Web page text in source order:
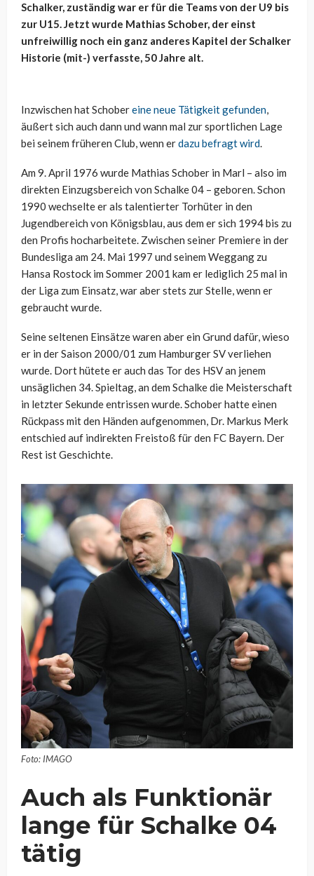
Schalker, zuständig war er für die Teams von der U9 bis
zur U15. Jetzt wurde Mathias Schober, der einst
unfreiwillig noch ein ganz anderes Kapitel der Schalker
Historie (mit-) verfasste, 50 Jahre alt.
Inzwischen hat Schobereine neue Tätigkeit gefunden,
äußert sich auch dann und wann mal zur sportlichen Lage
bei seinem früheren Club, wenn erdazu befragt wird.
Am 9. April 1976 wurde Mathias Schober in Marl – also im
direkten Einzugsbereich von Schalke 04 – geboren. Schon
1990 wechselte er als talentierter Torhüter in den
Jugendbereich von Königsblau, aus dem er sich 1994 bis zu
den Profis hocharbeitete. Zwischen seiner Premiere in der
Bundesliga am 24. Mai 1997 und seinem Weggang zu
Hansa Rostock im Sommer 2001 kam er lediglich 25 mal in
der Liga zum Einsatz, war aber stets zur Stelle, wenn er
gebraucht wurde.
Seine seltenen Einsätze waren aber ein Grund dafür, wieso
er in der Saison 2000/01 zum Hamburger SV verliehen
wurde. Dort hütete er auch das Tor des HSV an jenem
unsäglichen 34. Spieltag, an dem Schalke die Meisterschaft
in letzter Sekunde entrissen wurde. Schober hatte einen
Rückpass mit den Händen aufgenommen, Dr. Markus Merk
entschied auf indirekten Freistoß für den FC Bayern. Der
Rest ist Geschichte.
Foto: IMAGO
Auch als Funktionär
lange für Schalke 04
tätig